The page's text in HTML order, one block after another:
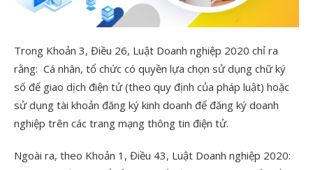
Trong Khoản 3, Điều 26, Luật Doanh nghiệp 2020 chỉ ra
rằng: Cá nhân, tổ chức có quyền lựa chọn sử dụng chữ ký
số để giao dịch điện tử (theo quy định của pháp luật) hoặc
sử dụng tài khoản đăng ký kinh doanh để đăng ký doanh
nghiệp trên các trang mạng thông tin điện tử.
Ngoài ra, theo Khoản 1, Điều 43, Luật Doanh nghiệp 2020: